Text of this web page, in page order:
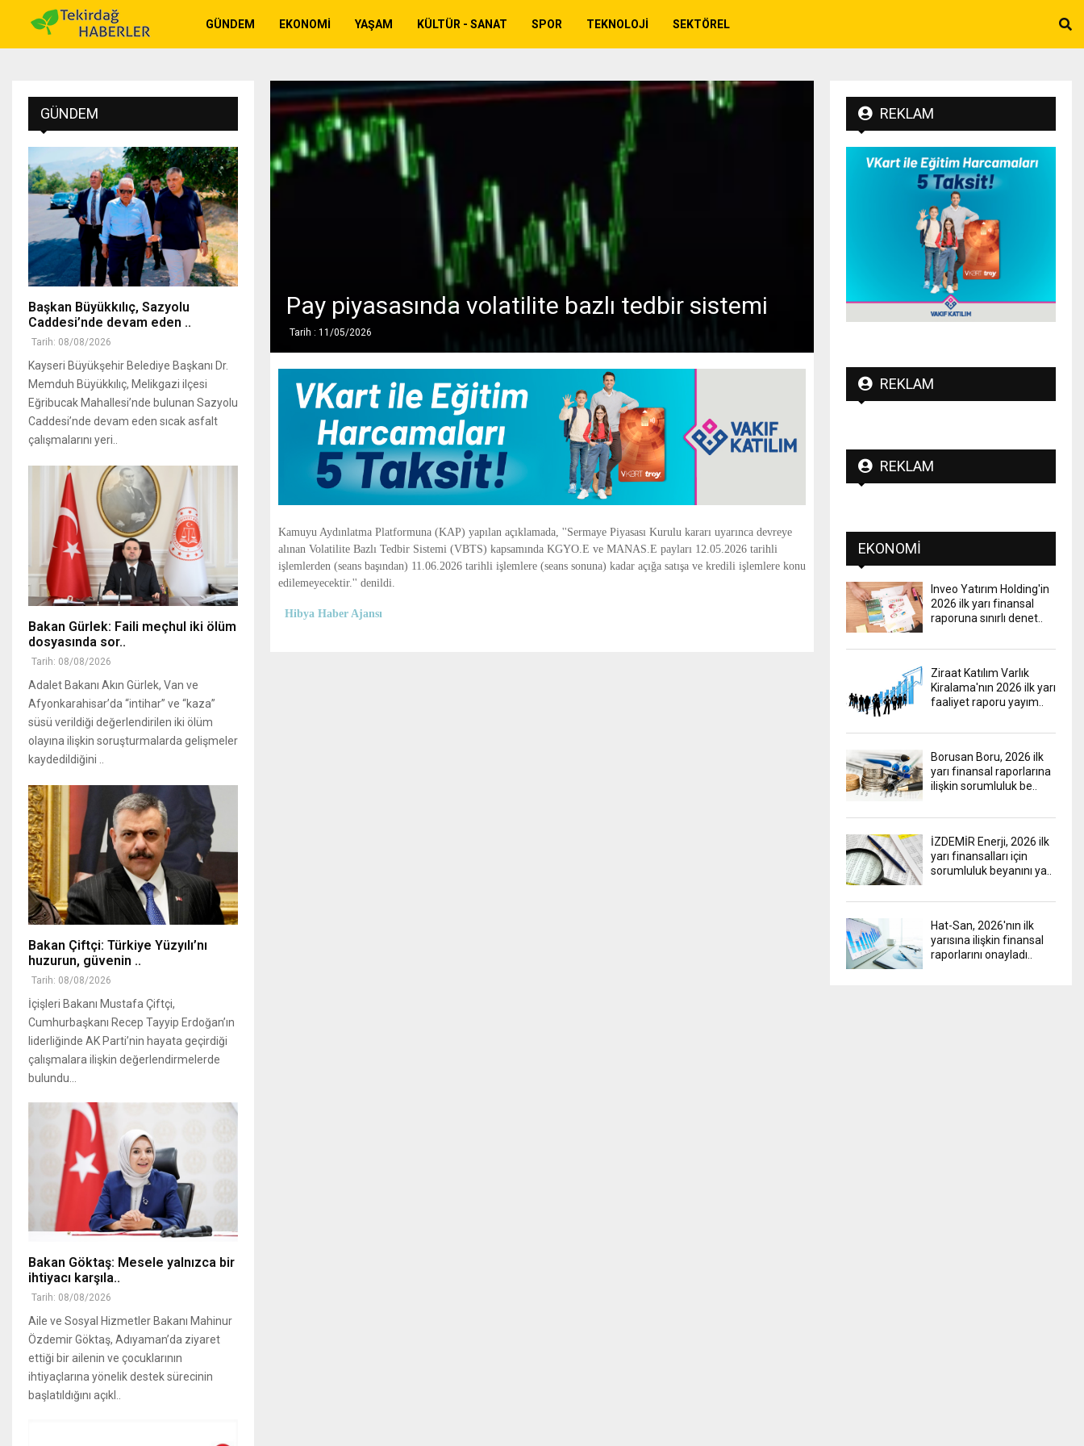
GÜNDEM EKONOMI YAŞAM KÜLTÜR - SANAT SPOR TEKNOLOJI SEKTÖREL
Pay piyasasında volatilite bazlı tedbir sistemi
Tarih : 11/05/2026
Kamuyu Aydınlatma Platformuna (KAP) yapılan açıklamada, ''Sermaye Piyasası Kurulu kararı uyarınca devreye
alınan Volatilite Bazlı Tedbir Sistemi (VBTS) kapsamında KGYO.E ve MANAS.E payları 12.05.2026 tarihli
işlemlerden (seans başından) 11.06.2026 tarihli işlemlere (seans sonuna) kadar açığa satışa ve kredili işlemlere konu
edilemeyecektir.'' denildi.
Hibya Haber Ajansı
GÜNDEM
Başkan Büyükkılıç, Sazyolu
Caddesi’nde devam eden ..
Tarih: 08/08/2026
Kayseri Büyükşehir Belediye Başkanı Dr.
Memduh Büyükkılıç, Melikgazi ilçesi
Eğribucak Mahallesi’nde bulunan Sazyolu
Caddesi’nde devam eden sıcak asfalt
çalışmalarını yeri..
Bakan Gürlek: Faili meçhul iki ölüm
dosyasında sor..
Tarih: 08/08/2026
Adalet Bakanı Akın Gürlek, Van ve
Afyonkarahisar’da “intihar” ve “kaza”
süsü verildiği değerlendirilen iki ölüm
olayına ilişkin soruşturmalarda gelişmeler
kaydedildiğini ..
Bakan Çiftçi: Türkiye Yüzyılı’nı
huzurun, güvenin ..
Tarih: 08/08/2026
İçişleri Bakanı Mustafa Çiftçi,
Cumhurbaşkanı Recep Tayyip Erdoğan’ın
liderliğinde AK Parti’nin hayata geçirdiği
çalışmalara ilişkin değerlendirmelerde
bulundu...
Bakan Göktaş: Mesele yalnızca bir
ihtiyacı karşıla..
Tarih: 08/08/2026
Aile ve Sosyal Hizmetler Bakanı Mahinur
Özdemir Göktaş, Adıyaman’da ziyaret
ettiği bir ailenin ve çocuklarının
ihtiyaçlarına yönelik destek sürecinin
başlatıldığını açıkl..
REKLAM
REKLAM
REKLAM
EKONOMI
Inveo Yatırım Holding'in
2026 ilk yarı finansal
raporuna sınırlı denet..
Ziraat Katılım Varlık
Kiralama'nın 2026 ilk yarı
faaliyet raporu yayım..
Borusan Boru, 2026 ilk
yarı finansal raporlarına
ilişkin sorumluluk be..
İZDEMİR Enerji, 2026 ilk
yarı finansalları için
sorumluluk beyanını ya..
Hat-San, 2026'nın ilk
yarısına ilişkin finansal
raporlarını onayladı..